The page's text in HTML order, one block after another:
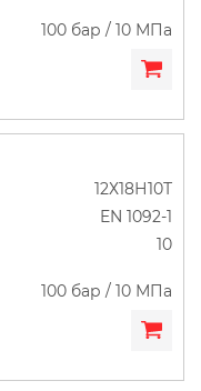
100 бар / 10 МПа
12Х18Н10Т
EN 1092-1
10
100 бар / 10 МПа